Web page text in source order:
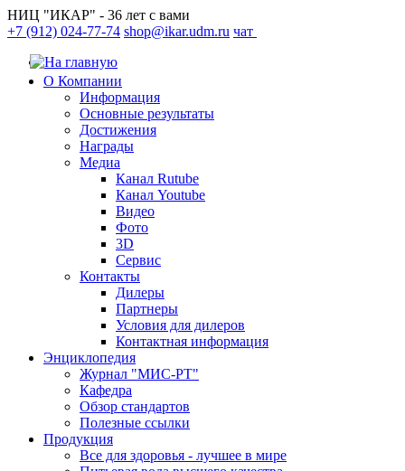
НИЦ "ИКАР" - 36 лет с вами
+7 (912) 024-77-74 shop@ikar.udm.ru чат
О Компании
Информация
Основные результаты
Достижения
Награды
Медиа
Канал Rutube
Канал Youtube
Видео
Фото
3D
Сервис
Контакты
Дилеры
Партнеры
Условия для дилеров
Контактная информация
Энциклопедия
Журнал "МИС-РТ"
Кафедра
Обзор стандартов
Полезные ссылки
Продукция
Все для здоровья - лучшее в мире